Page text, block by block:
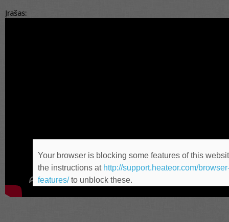
Įrašas:
Your browser is blocking some features of this
the instructions at http://support.heateor.com/
features/to unblock these.